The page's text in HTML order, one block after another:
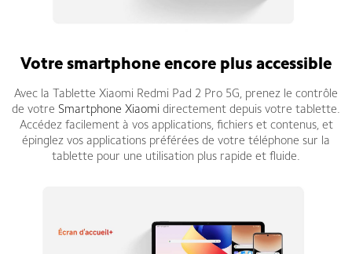
Votre smartphone encore plus accessible
Avec la Tablette Xiaomi Redmi Pad 2 Pro 5G, prenez le contrôle
de votre Smartphone Xiaomi directement depuis votre tablette.
Accédez facilement à vos applications, fichiers et contenus, et
épinglez vos applications préférées de votre téléphone sur la
tablette pour une utilisation plus rapide et fluide.